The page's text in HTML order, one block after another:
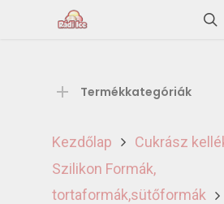
Termékkategóriák
Kezdőlap
Cukrász
Szilikon Formák,
tortaformák,sütőformák